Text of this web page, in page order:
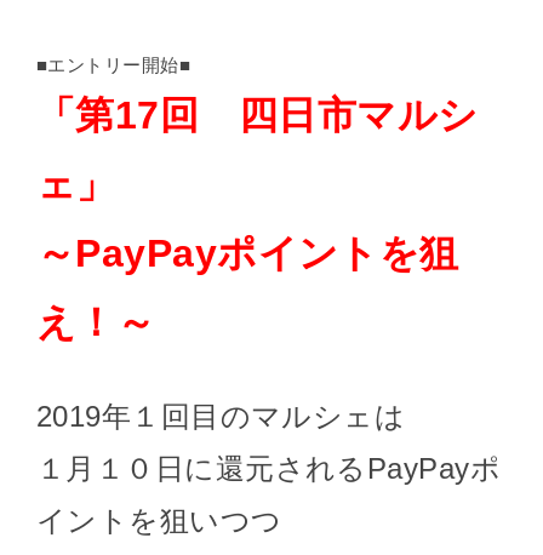
■エントリー開始■
「第17回 四日市マルシ
ェ」
～PayPayポイントを狙
え！～
2019年１回目のマルシェは
１月１０日に還元されるPayPayポ
イントを狙いつつ